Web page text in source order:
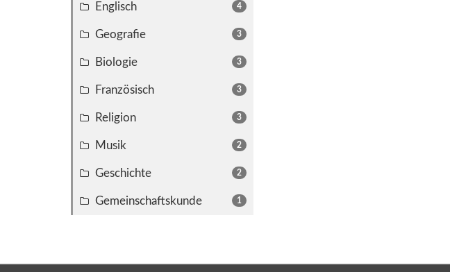
4
Englisch
3
Geografie
3
Biologie
3
Französisch
3
Religion
2
Musik
2
Geschichte
1
Gemeinschaftskunde